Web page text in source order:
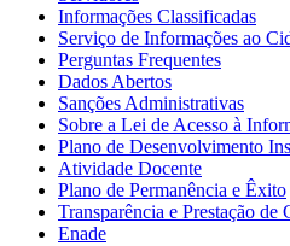
Informações Classificadas
Serviço de Informações ao
Perguntas Frequentes
Dados Abertos
Sanções Administrativas
Sobre a Lei de Acesso à
Plano de Desenvolvimento
Atividade Docente
Plano de Permanência e Êxito
Transparência e Prestação de
Enade